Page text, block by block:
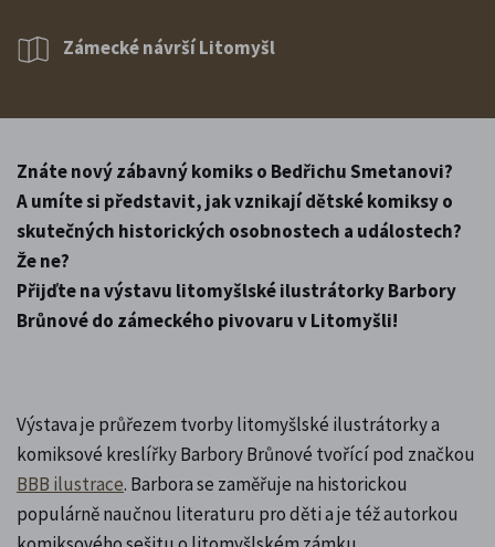
Zámecké návrší Litomyšl
Znáte nový zábavný komiks o Bedřichu Smetanovi?
A umíte si představit, jak vznikají dětské komiksy o
skutečných historických osobnostech a událostech?
Že ne?
Přijďte na výstavu litomyšlské ilustrátorky Barbory
Brůnové do zámeckého pivovaru v Litomyšli!
Výstava je průřezem tvorby litomyšlské ilustrátorky a
komiksové kreslířky Barbory Brůnové tvořící pod značkou
BBB ilustrace. Barbora se zaměřuje na historickou
populárně naučnou literaturu pro děti a je též autorkou